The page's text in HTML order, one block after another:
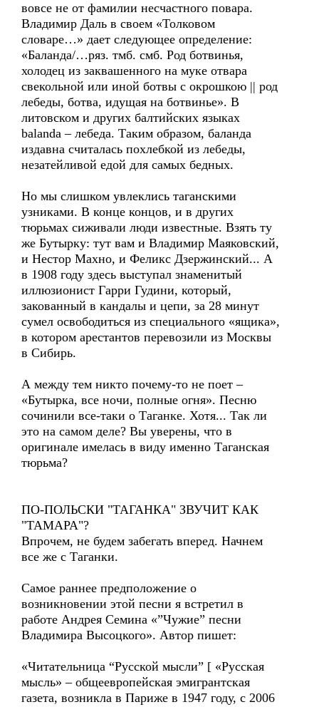
вовсе не от фамилии несчастного повара.
Владимир Даль в своем «Толковом
словаре…» дает следующее определение:
«Баланда/…ряз. тмб. смб. Род ботвинья,
холодец из заквашенного на муке отвара
свекольной или иной ботвы с окрошкою || род
лебеды, ботва, идущая на ботвинье». В
литовском и других балтийских языках
balanda – лебеда. Таким образом, баланда
издавна считалась похлебкой из лебеды,
незатейливой едой для самых бедных.
Но мы слишком увлеклись таганскими
узниками. В конце концов, и в других
тюрьмах сиживали люди известные. Взять ту
же Бутырку: тут вам и Владимир Маяковский,
и Нестор Махно, и Феликс Дзержинский... А
в 1908 году здесь выступал знаменитый
иллюзионист Гарри Гудини, который,
закованный в кандалы и цепи, за 28 минут
сумел освободиться из специального «ящика»,
в котором арестантов перевозили из Москвы
в Сибирь.
А между тем никто почему-то не поет –
«Бутырка, все ночи, полные огня». Песню
сочинили все-таки о Таганке. Хотя... Так ли
это на самом деле? Вы уверены, что в
оригинале имелась в виду именно Таганская
тюрьма?
ПО-ПОЛЬСКИ "ТАГАНКА" ЗВУЧИТ КАК
"ТАМАРА"?
Впрочем, не будем забегать вперед. Начнем
все же с Таганки.
Самое раннее предположение о
возникновении этой песни я встретил в
работе Андрея Семина «”Чужие” песни
Владимира Высоцкого». Автор пишет:
«Читательница “Русской мысли” [ «Русская
мысль» – общеевропейская эмигрантская
газета, возникла в Париже в 1947 году, с 2006